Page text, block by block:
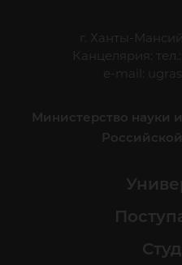
г. Ханты-
Канцелярия:
e-mail:
Министерство науки